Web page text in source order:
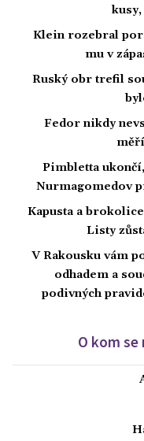
Klein rozebral
mu v
Ruský obr trefil
Fedor nikdy
Pimbletta
Nurmagomedov
Kapusta a
Listy
V Rakousku vám
odhadem a
podivných
O kom